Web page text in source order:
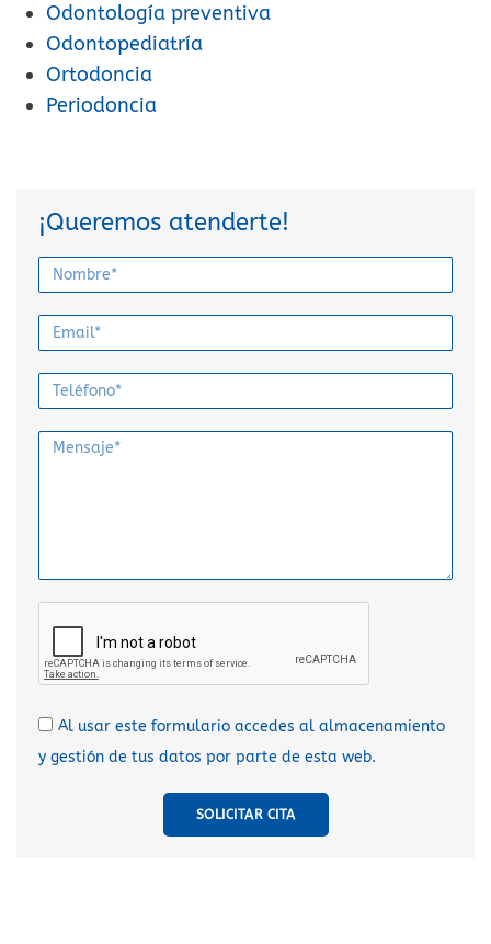
Odontología preventiva
Odontopediatría
Ortodoncia
Periodoncia
¡Queremos atenderte!
Al usar este formulario accedes al almacenamiento
y gestión de tus datos por parte de esta web.
SOLICITAR CITA